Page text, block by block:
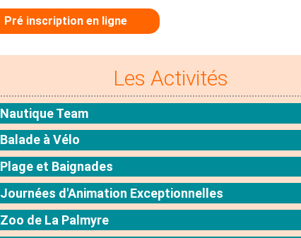
Pré inscription en ligne
Les Activités
Nautique Team
Balade à Vélo
Plage et Baignades
Journées d'Animation Exceptionnelles
Zoo de La Palmyre